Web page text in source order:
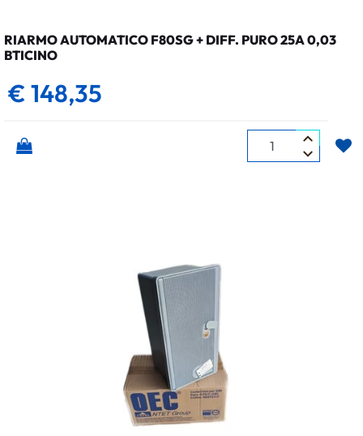
RIARMO AUTOMATICO F80SG + DIFF. PURO 25A 0,03
BTICINO
€ 148,35
Quantità